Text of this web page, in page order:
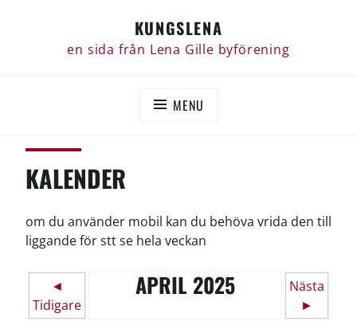
KUNGSLENA
en sida från Lena Gille byförening
MENU
KALENDER
om du använder mobil kan du behöva vrida den till
liggande för stt se hela veckan
◄
Tidigare
APRIL 2025
Nästa
►